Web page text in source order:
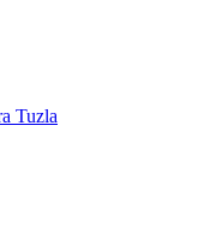
Tuzla